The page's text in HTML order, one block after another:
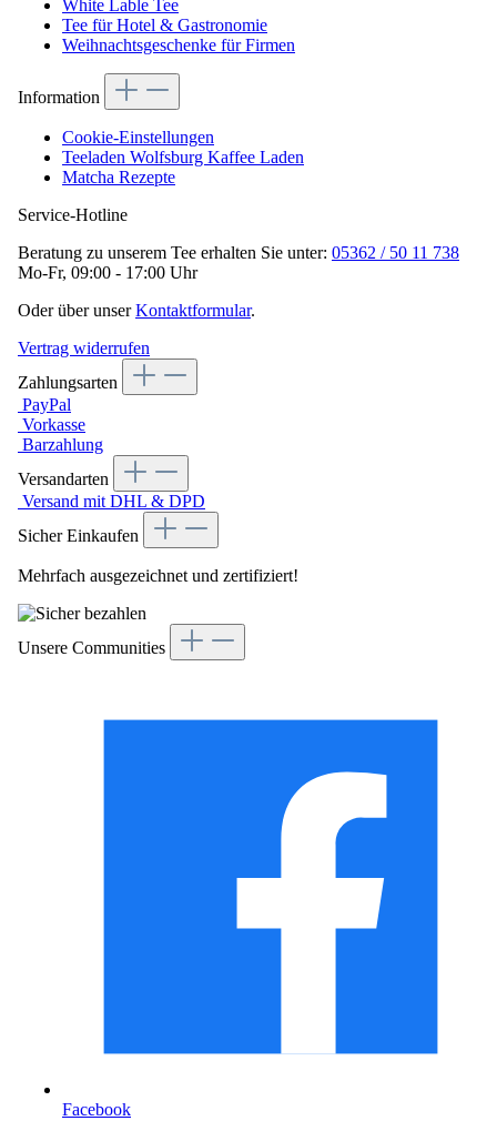
White Lable Tee
Tee für Hotel & Gastronomie
Weihnachtsgeschenke für Firmen
Information
Cookie-Einstellungen
Teeladen Wolfsburg Kaffee Laden
Matcha Rezepte
Service-Hotline
Beratung zu unserem Tee erhalten Sie unter: 05362 / 50 11 738
Mo-Fr, 09:00 - 17:00 Uhr
Oder über unserKontaktformular.
Vertrag widerrufen
Zahlungsarten
PayPal
Vorkasse
Barzahlung
Versandarten
Versand mit DHL & DPD
Sicher Einkaufen
Mehrfach ausgezeichnet und zertifiziert!
Unsere Communities
Facebook